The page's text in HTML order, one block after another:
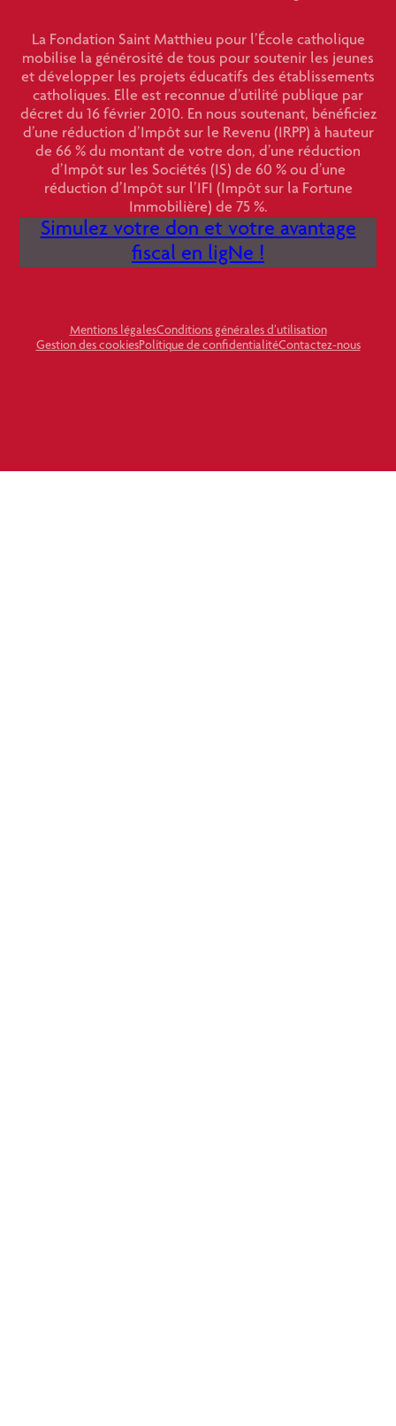
La Fondation Saint Matthieu pour l’École catholique
mobilise la générosité de tous pour soutenir les jeunes
et développer les projets éducatifs des établissements
catholiques. Elle est reconnue d’utilité publique par
décret du 16 février 2010. En nous soutenant, bénéficiez
d’une réduction d’Impôt sur le Revenu (IRPP) à hauteur
de 66 % du montant de votre don, d’une réduction
d’Impôt sur les Sociétés (IS) de 60 % ou d’une
réduction d’Impôt sur l’IFI (Impôt sur la Fortune
Immobilière) de 75 %.
Simulez votre don et votre avantage
fiscal en ligNe !
Mentions légalesConditions générales d’utilisation
Gestion des cookiesPolitique de confidentialitéContactez-nous